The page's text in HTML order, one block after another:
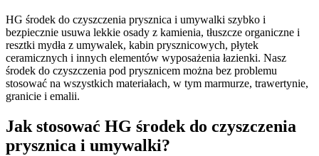
HG środek do czyszczenia prysznica i umywalki szybko i
bezpiecznie usuwa lekkie osady z kamienia, tłuszcze organiczne i
resztki mydła z umywalek, kabin prysznicowych, płytek
ceramicznych i innych elementów wyposażenia łazienki. Nasz
środek do czyszczenia pod prysznicem można bez problemu
stosować na wszystkich materiałach, w tym marmurze, trawertynie,
granicie i emalii.
Jak stosować HG środek do czyszczenia
prysznica i umywalki?